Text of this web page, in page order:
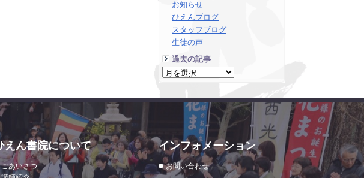
お知らせ
ひえんブログ
スタッフブログ
生徒の声
過去の記事
えん書院について
ごあいさつ
インフォメーション
お問い合わせ